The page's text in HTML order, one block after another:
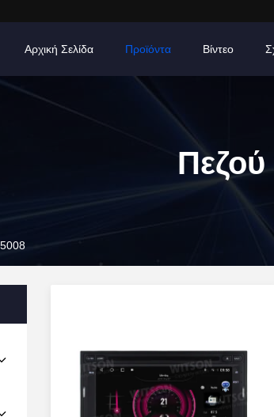
Αρχική Σελίδα Προϊόντα Βίντεο
Πεζού